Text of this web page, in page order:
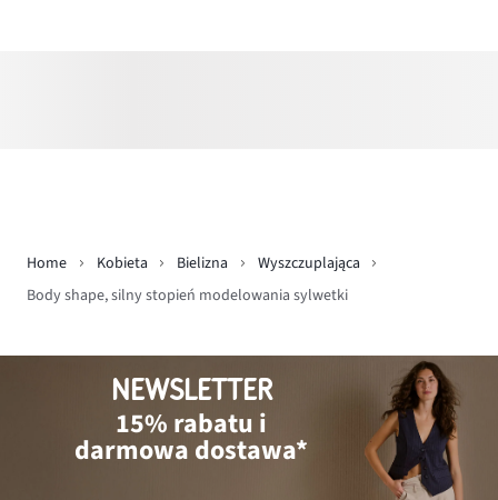
Home Kobieta Bielizna
Wyszczuplająca
Body shape, silny stopień modelowania sylwetki
NEWSLETTER
15% rabatu i
darmowa dostawa*